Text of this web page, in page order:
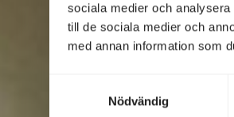
sociala medier och
till de sociala medier och
med annan information som
Nödvändig